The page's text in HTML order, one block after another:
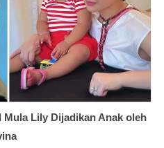
Mula Lily Dijadikan Anak oleh